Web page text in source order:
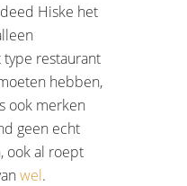
Hiske het
restaurant
hebben,
ook merken
geen echt
ook al roept
wel.